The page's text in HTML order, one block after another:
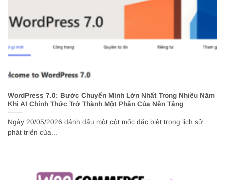
WordPress 7.0: Bước Chuyển Mình Lớn Nhất Trong Nhiều Năm
Khi AI Chính Thức Trở Thành Một Phần Của Nền Tảng
Ngày 20/05/2026 đánh dấu một cột mốc đặc biệt trong lịch sử
phát triển của...